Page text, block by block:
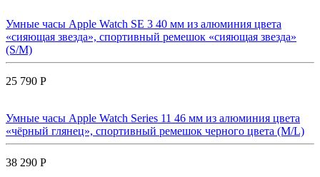
Умные часы Apple Watch SE 3 40 мм из алюминия цвета
«сияющая звезда», спортивный ремешок «сияющая звезда»
(S/M)
25 790 Р
Умные часы Apple Watch Series 11 46 мм из алюминия цвета
«чёрный глянец», спортивный ремешок черного цвета (M/L)
38 290 Р